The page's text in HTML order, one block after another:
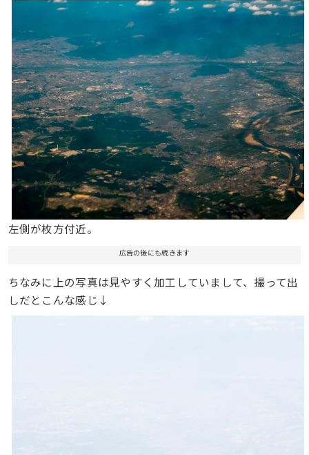
左側が枚方付近。
広告の後にも続きます
ちなみに上の写真は見やすく加工していまして、撮って出
しだとこんな感じ↓